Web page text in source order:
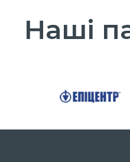
Наші